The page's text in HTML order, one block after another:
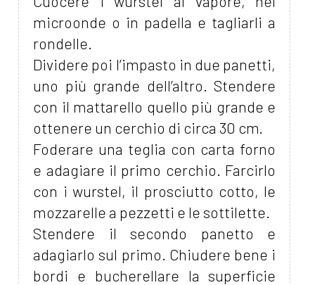
microonde o in padella e tagliarli a
rondelle.
Dividere poi l’impasto in due panetti,
uno più grande dell’altro. Stendere
con il mattarello quello più grande e
ottenere un cerchio di circa 30 cm.
Foderare una teglia con carta forno
e adagiare il primo cerchio. Farcirlo
con i wurstel, il prosciutto cotto, le
mozzarelle a pezzetti e le sottilette.
Stendere il secondo panetto e
adagiarlo sul primo. Chiudere bene i
bordi e bucherellare la superficie